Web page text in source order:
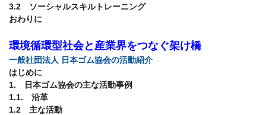
3.2 ソーシャルスキルトレーニング
おわりに
環境循環型社会と産業界をつなぐ架け橋
一般社団法人 日本ゴム協会の活動紹介
はじめに
1. 日本ゴム協会の主な活動事例
1.1. 沿革
1.2 主な活動